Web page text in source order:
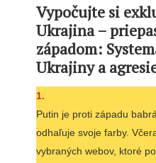
Vypočujte si
Ukrajina –
západom:
Ukrajiny a
1.
Putin je proti západu
odhaľuje svoje farby.
vybraných webov, ktoré